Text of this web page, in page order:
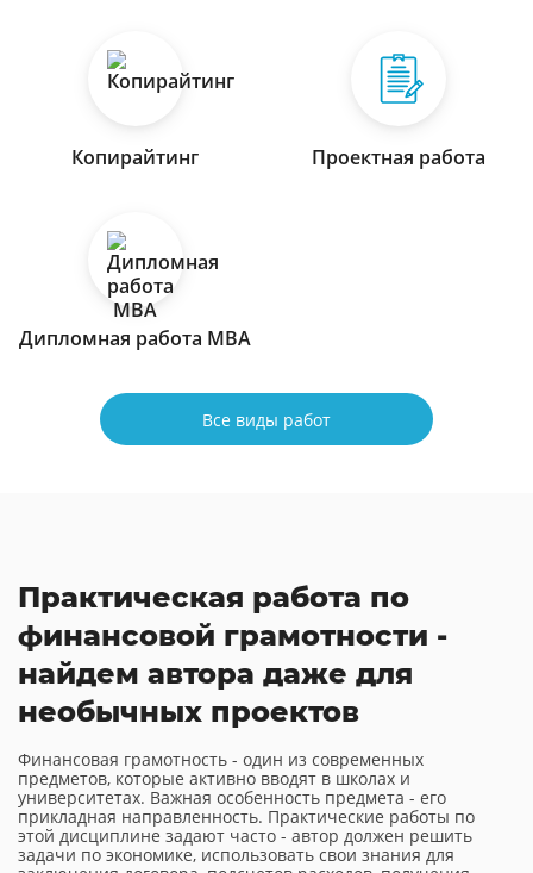
Копирайтинг Проектная работа
Дипломная работа МВА
Все виды работ
Практическая работа по
финансовой грамотности -
найдем автора даже для
необычных проектов
Финансовая грамотность - один из современных
предметов, которые активно вводят в школах и
университетах. Важная особенность предмета - его
прикладная направленность. Практические работы по
этой дисциплине задают часто - автор должен решить
задачи по экономике, использовать свои знания для